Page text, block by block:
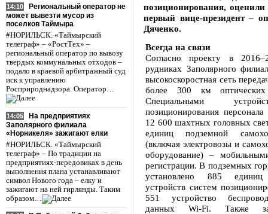
14:10
Региональный оператор не
может вывезти мусор из
поселков Таймыра
#НОРИЛЬСК. «Таймырский
телеграф» – «РостТех» –
региональный оператор по вывозу
твердых коммунальных отходов –
подало в краевой арбитражный суд
иск к управлению
Росприроднадзора. Оператор…
14:05
На предприятиях
Заполярного филиала
«Норникеля» зажигают елки
#НОРИЛЬСК. «Таймырский
телеграф» – По традиции на
предприятиях-передовиках в день
выполнения плана устанавливают
символ Нового года – елку и
зажигают на ней гирлянды. Таким
образом…
позиционирования,
первый вице-президент –
Дяченко.
Всегда на связи
Согласно проекту в
рудниках Заполярного
высокоскоростная сеть
более 300 км
Специальными
позиционирования
12 600 шахтных головных
единиц подземной
(включая электровозы и
оборудование) –
регистрации. В подземных
установлено 885
устройств систем
551 устройство
данных Wi-Fi. Также